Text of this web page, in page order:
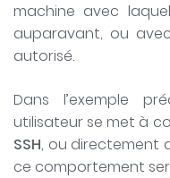
machine avec
auparavant, ou
autorisé.
Dans l’exemple
utilisateur se met à
SSH, ou directement
ce comportement